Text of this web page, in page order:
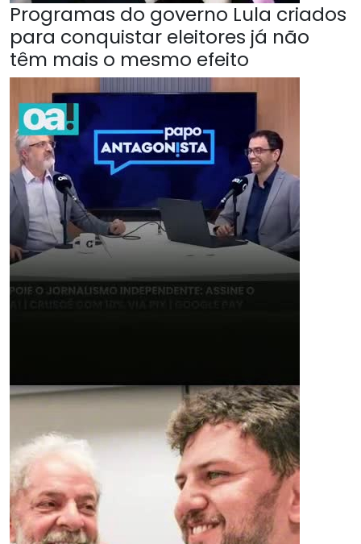
Programas do governo Lula criados
para conquistar eleitores já não
têm mais o mesmo efeito